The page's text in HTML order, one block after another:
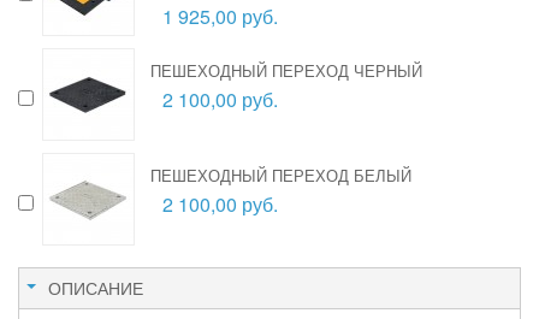
1 925,00 руб.
ПЕШЕХОДНЫЙ ПЕРЕХОД ЧЕРНЫЙ
2 100,00 руб.
ПЕШЕХОДНЫЙ ПЕРЕХОД БЕЛЫЙ
2 100,00 руб.
ОПИСАНИЕ